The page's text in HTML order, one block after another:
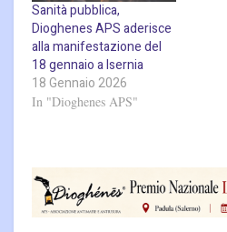
Sanità pubblica,
Dioghenes APS aderisce
alla manifestazione del
18 gennaio a Isernia
18 Gennaio 2026
In "Dioghenes APS"